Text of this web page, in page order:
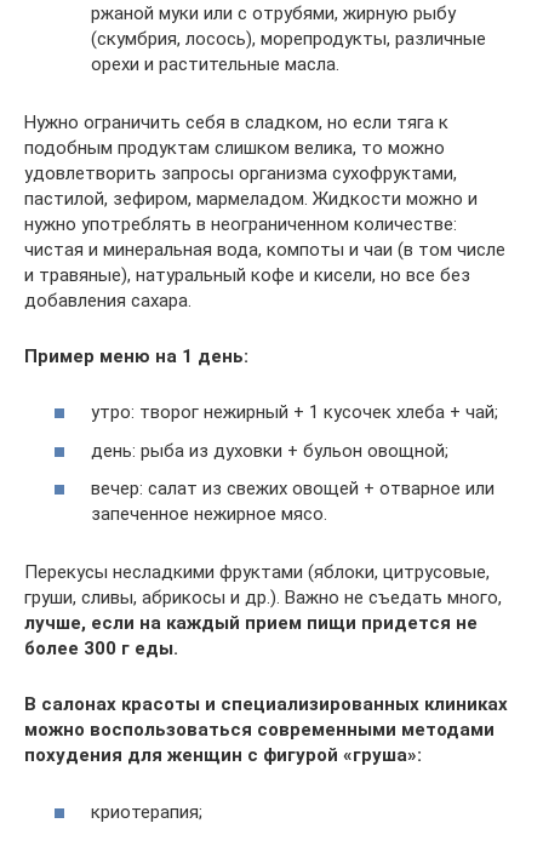
ржаной муки или с отрубями, жирную рыбу
(скумбрия, лосось), морепродукты, различные
орехи и растительные масла.
Нужно ограничить себя в сладком, но если тяга к
подобным продуктам слишком велика, то можно
удовлетворить запросы организма сухофруктами,
пастилой, зефиром, мармеладом. Жидкости можно и
нужно употреблять в неограниченном количестве:
чистая и минеральная вода, компоты и чаи (в том числе
и травяные), натуральный кофе и кисели, но все без
добавления сахара.
Пример меню на 1 день:
утро: творог нежирный + 1 кусочек хлеба + чай;
день: рыба из духовки + бульон овощной;
вечер: салат из свежих овощей + отварное или
запеченное нежирное мясо.
Перекусы несладкими фруктами (яблоки, цитрусовые,
груши, сливы, абрикосы и др.). Важно не съедать много,
лучше, если на каждый прием пищи придется не
более 300 г еды.
В салонах красоты и специализированных клиниках
можно воспользоваться современными методами
похудения для женщин с фигурой «груша»:
криотерапия;